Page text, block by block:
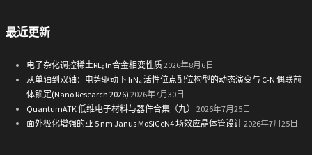
最近更新
电子杂化调控稀土RE₂In合金相变性质2026年8月6日
从单轴到双轴：电势驱动下 IrN₄ 活性位点配位构型的动态演变与 C-N 偶联前
体锁定(Nano Research 2026) 2026年7月30日
QuantumATK 低维电子材料与器件合集（九）
2026年7月25日
面外极化增强的亚 5 nm Janus MoSiGeN4 场效应晶体管设计2026年7月25日